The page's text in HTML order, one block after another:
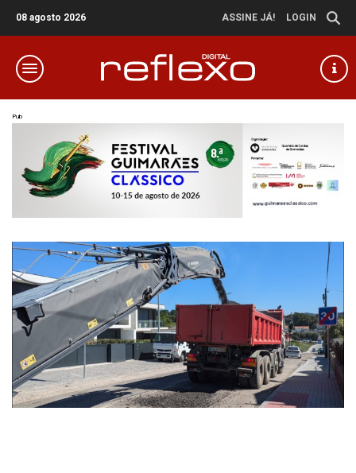
08 agosto 2026 ASSINE JÁ! LOGIN
Pub